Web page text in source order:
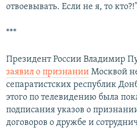
отвоевывать. Если не я, то кто?!"
***
Президент России Владимир
заявил о признании Москвой
сепаратистских республик
этого по телевидению была
подписания указов о
договоров о дружбе и